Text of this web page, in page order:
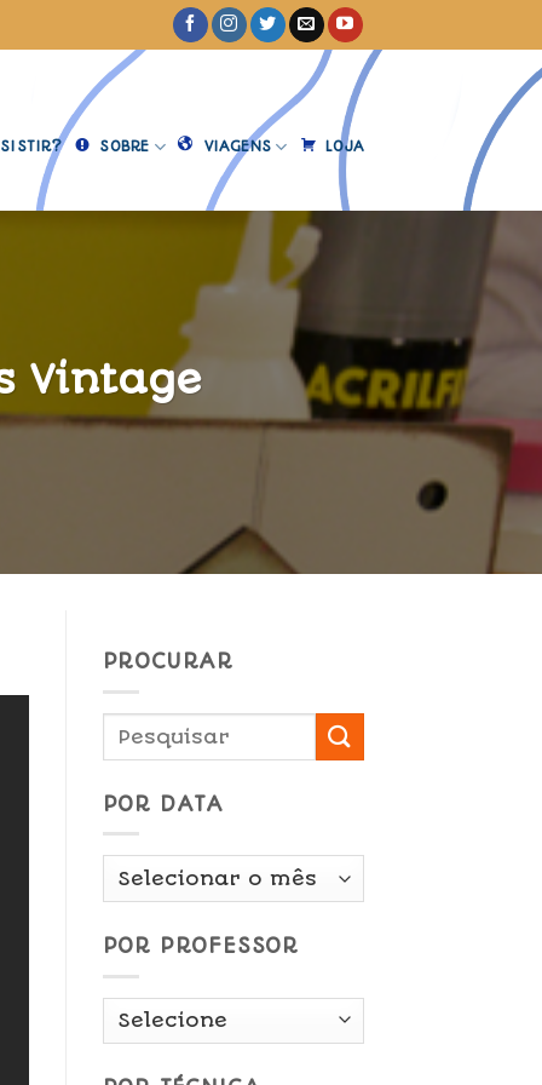
SOBRE VIAGENS LOJA
Vintage
PROCURAR
POR DATA
Por
POR PROFESSOR